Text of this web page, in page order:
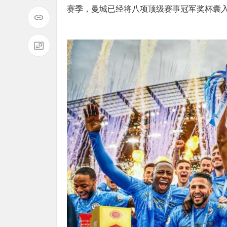
赛季，曼城已经将八项顶级赛事冠军奖杯囊